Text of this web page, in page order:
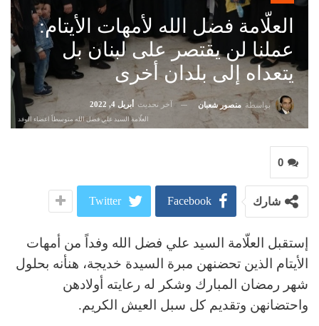
العلّامة فضل الله لأمهات الأيتام:
عملنا لن يقتصر على لبنان بل
يتعداه إلى بلدان أخرى
بواسطة منصور شعبان آخر تحديث أبريل 4, 2022
العلّامة السيد علي فضل الله متوسطاً اعضاء الوفد
0
شارك Facebook
Twitter
إستقبل العلّامة السيد علي فضل الله وفداً من أمهات
الأيتام الذين تحضنهن مبرة السيدة خديجة، هنأنه بحلول
شهر رمضان المبارك وشكر له رعايته أولادهن
واحتضانهن وتقديم كل سبل العيش الكريم.